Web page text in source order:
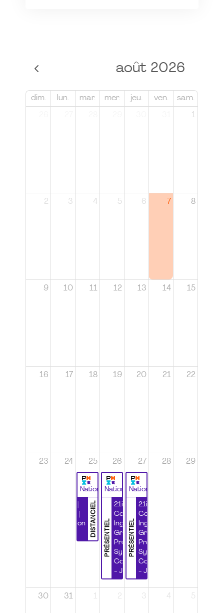
août 2026
dim. lun. mar. mer. jeu. ven. sam.
1
2 3 4 5 6 7 8
9 10 11 12 13 14 15
16 17 18 19 20 21 22
23 24 25
National
DISTANCIEL
Certification
26
National
PRÉSENTIEL
21ième
Congrès
Ingénierie
Grands
Projets et
Systèmes
Complexes
- Jour 1
27
National
PRÉSENTIEL
21ième
Congrès
Ingénierie
Grands
Projets et
Systèmes
Complexes
- Jour 2
28 29
30 31 1 2 3 4 5